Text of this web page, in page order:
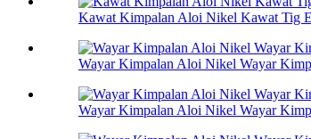
Kawat Kimpalan Aloi Nikel Kawat Tig
Wayar Kimpalan Aloi Nikel Wayar
Wayar Kimpalan Aloi Nikel Wayar